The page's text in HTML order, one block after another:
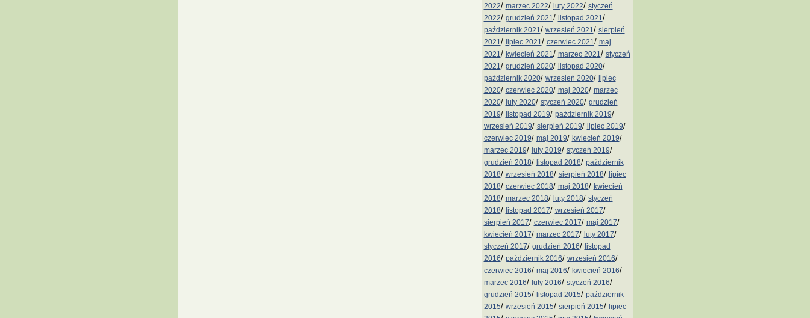
2022/ marzec 2022/ luty 2022/ styczeń
2022/ grudzień 2021 / listopad 2021 /
październik 2021 / wrzesień 2021 / sierpień
2021 / lipiec 2021 / czerwiec 2021 / maj
2021 / kwiecień 2021 / marzec 2021 / styczeń
2021 / grudzień 2020/ listopad 2020/
październik 2020/ wrzesień 2020/ lipiec
2020/ czerwiec 2020/ maj 2020/ marzec
2020/ luty 2020/ styczeń 2020/ grudzień
2019/ listopad 2019/ październik 2019/
wrzesień 2019/ sierpień 2019/ lipiec 2019/
czerwiec 2019/ maj 2019/ kwiecień 2019/
marzec 2019/ luty 2019/ styczeń 2019/
grudzień 2018/ listopad 2018/ październik
2018/ wrzesień 2018/ sierpień 2018/ lipiec
2018/ czerwiec 2018/ maj 2018/ kwiecień
2018/ marzec 2018/ luty 2018/ styczeń
2018/ listopad 2017/ wrzesień 2017/
sierpień 2017/ czerwiec 2017/ maj 2017/
kwiecień 2017/ marzec 2017/ luty 2017/
styczeń 2017/ grudzień 2016/ listopad
2016/ październik 2016/ wrzesień 2016/
czerwiec 2016/ maj 2016/ kwiecień 2016/
marzec 2016/ luty 2016/ styczeń 2016/
grudzień 2015/ listopad 2015/ październik
2015/ wrzesień 2015/ sierpień 2015/ lipiec